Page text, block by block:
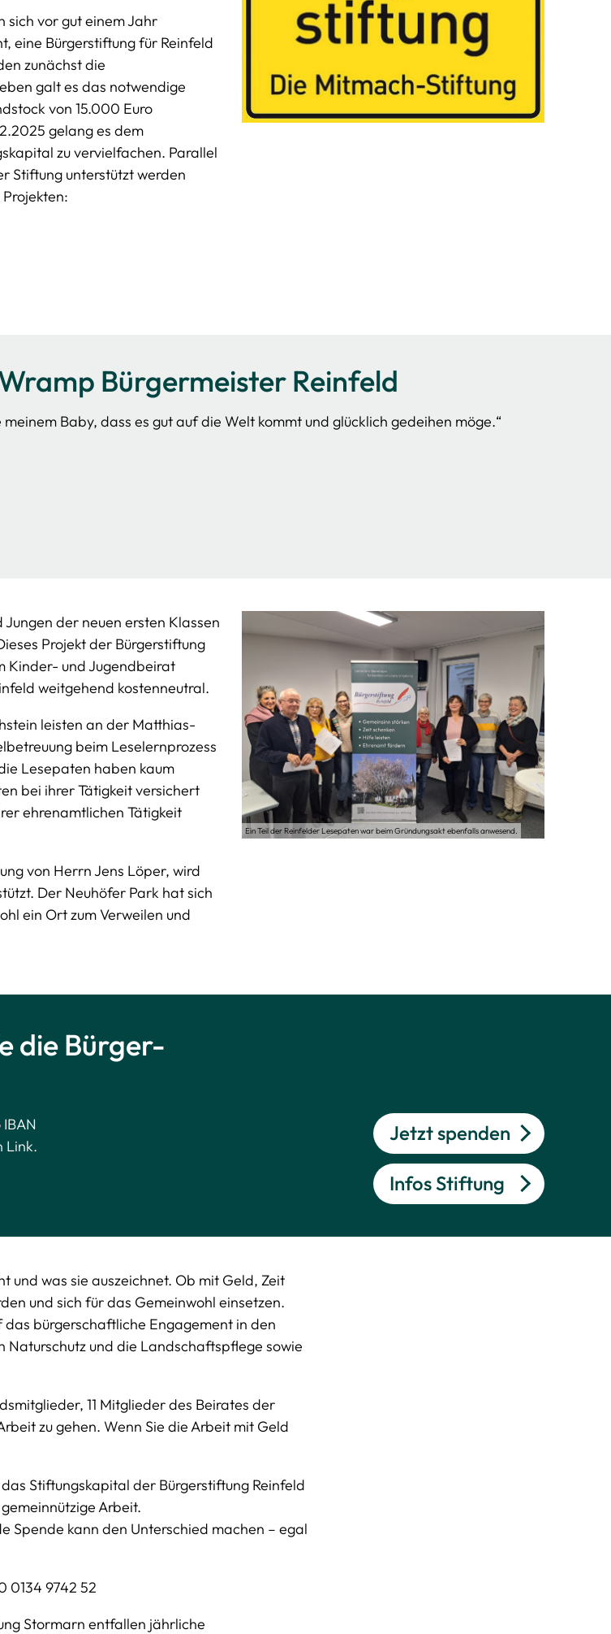
sich vor gut einem Jahr
eine Bürgerstiftung für Reinfeld
zunächst die
galt es das notwendige
von 15.000 Euro
gelang es dem
zu vervielfachen. Parallel
Stiftung unterstützt werden
Bürgermeister Reinfeld
meinem Baby, dass es gut auf die Welt kommt und glücklich gedeihen möge.“
Ein Teil der Reinfelder Lesepaten war beim Gründungsakt ebenfalls anwesend.
der neuen ersten Klassen
Projekt der Bürgerstiftung
Kinder- und Jugendbeirat
weitgehend kostenneutral.
leisten an der Matthias-
beim Leselernprozess
Lesepaten haben kaum
bei ihrer Tätigkeit versichert
ehrenamtlichen Tätigkeit
von Herrn Jens Löper, wird
Der Neuhöfer Park hat sich
ein Ort zum Verweilen und
die Bürger-
Link.
Jetzt spenden
Infos Stiftung
und was sie auszeichnet. Ob mit Geld, Zeit
und sich für das Gemeinwohl einsetzen.
bürgerschaftliche Engagement in den
Naturschutz und die Landschaftspflege sowie
11 Mitglieder des Beirates der
zu gehen. Wenn Sie die Arbeit mit Geld
Stiftungskapital der Bürgerstiftung Reinfeld
Arbeit.
Spende kann den Unterschied machen – egal
0134 9742 52
Stormarn entfallen jährliche